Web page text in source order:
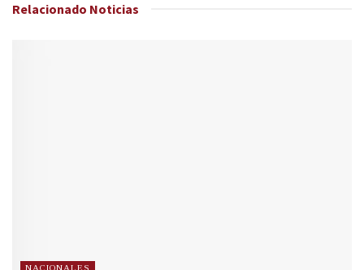
Relacionado Noticias
NACIONALES